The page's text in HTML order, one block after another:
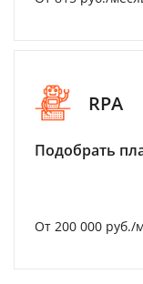
RPA
Подобрать
От 200 000 руб./